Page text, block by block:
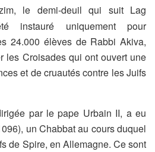
le demi-deuil qui suit Lag
instauré uniquement pour
24.000 élèves de Rabbi Akiva,
les Croisades qui ont ouvert une
et de cruautés contre les Juifs
par le pape Urbain II, a eu
un Chabbat au cours duquel
de Spire, en Allemagne. Ce sont